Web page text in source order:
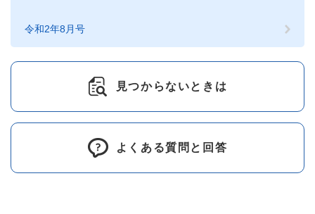
令和2年8月号
見つからないときは
よくある質問と回答